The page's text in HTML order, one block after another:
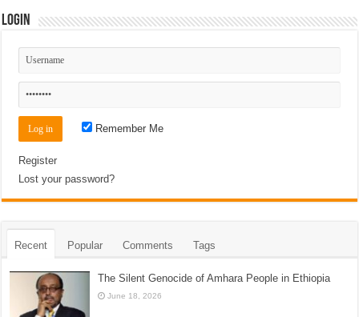
Login
Remember Me
Register
Lost your password?
Recent Popular Comments Tags
The Silent Genocide of Amhara People in Ethiopia
June 18, 2026